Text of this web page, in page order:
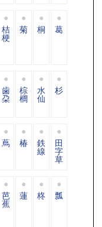
桔
梗
菊 桐 葛
歯
朶
棕
櫚
水
仙
杉
蔦 椿 鉄
線
田
字
草
芭
蕉
蓮 柊 瓢